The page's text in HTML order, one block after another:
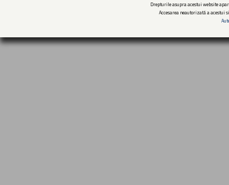
Drepturile asupra acestui website
Accesarea neautorizată a acestui